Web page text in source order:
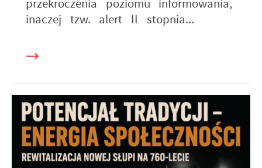
przekroczenia poziomu informowania,
inaczej tzw. alert II stopnia...